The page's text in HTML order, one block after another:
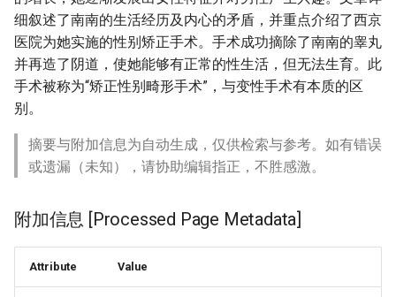
细叙述了南南的生活经历及内心的矛盾，并重点介绍了西京
医院为她实施的性别矫正手术。手术成功摘除了南南的睾丸
并再造了阴道，使她能够有正常的性生活，但无法生育。此
手术被称为“矫正性别畸形手术”，与变性手术有本质的区
别。
摘要与附加信息为自动生成，仅供检索与参考。如有错误
或遗漏（未知），请协助编辑指正，不胜感激。
附加信息 [Processed Page Metadata]
Attribute Value